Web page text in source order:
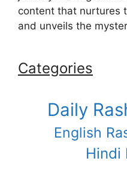
content that nurtures
and unveils the
Categories
Daily
English
Hindi